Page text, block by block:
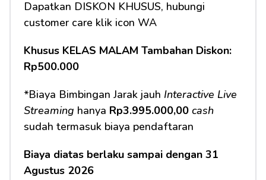
Dapatkan DISKON KHUSUS, hubungi
customer care klik icon WA
Khusus KELAS MALAM Tambahan Diskon:
Rp500.000
*Biaya Bimbingan Jarak jauh Interactive Live
Streaming hanya Rp3.995.000,00 cash
sudah termasuk biaya pendaftaran
Biaya diatas berlaku sampai dengan 31
Agustus 2026